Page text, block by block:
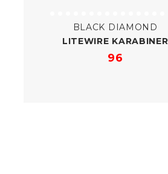
BLACK DIAMOND
LITEWIRE KARABINER
96